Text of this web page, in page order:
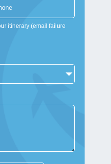
itinerary (email failure